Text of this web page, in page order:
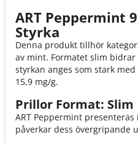
ART Peppermint
Styrka
Denna produkt tillhör
av mint. Formatet slim
styrkan anges som stark
15,9 mg/g.
Prillor Format: Slim
ART Peppermint
påverkar dess övergripande